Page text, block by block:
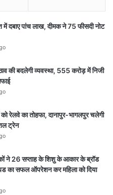
में दबाए पांच लाख, दीमक ने 75 फीसदी नोट
की बदलेगी व्यवस्था, 555 करोड़ में निजी
को रेलवे का तोहफा, दानापुर-भागलपुर चलेगी
ट्रेन
ने 26 सप्ताह के शिशु के आकार के ब्रॉड
का सफल ऑपरेशन कर महिला को दिया